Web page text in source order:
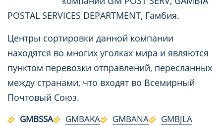
POSTAL SERVICES DEPARTMENT, Гамбия.
Центры сортировки данной компании
находятся во многих уголках мира и являются
пунктом перевозки отправлений, пересланных
между странами, что входят во Всемирный
Почтовый Союз.
GMBSSA GMBAKA GMBANA
GMBJLA